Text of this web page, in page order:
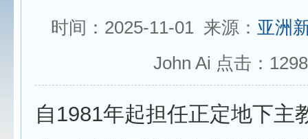
时间：2025-11-01 来源： 亚洲
John Ai 点击： 1298
自1981年起担任正定地下主